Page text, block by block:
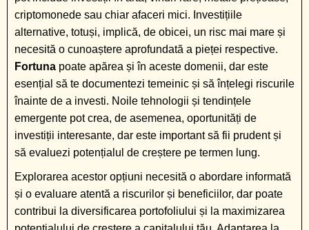
criptomonede sau chiar afaceri mici. Investițiile
alternative, totuși, implică, de obicei, un risc mai mare și
necesită o cunoaștere aprofundată a pieței respective.
Fortuna poate apărea și în aceste domenii, dar este
esențial să te documentezi temeinic și să înțelegi riscurile
înainte de a investi. Noile tehnologii și tendințele
emergente pot crea, de asemenea, oportunități de
investiții interesante, dar este important să fii prudent și
să evaluezi potențialul de creștere pe termen lung.
Explorarea acestor opțiuni necesită o abordare informată
și o evaluare atentă a riscurilor și beneficiilor, dar poate
contribui la diversificarea portofoliului și la maximizarea